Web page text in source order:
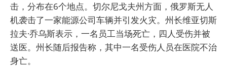
击，分布在6个地点。切尔尼戈夫州方面，俄罗斯无人
机袭击了一家能源公司车辆并引发火灾。州长维亚切斯
拉夫·乔乌斯表示，一名员工当场死亡，四人受伤并被
送医。州长随后报告称，其中一名受伤人员在医院不治
身亡。